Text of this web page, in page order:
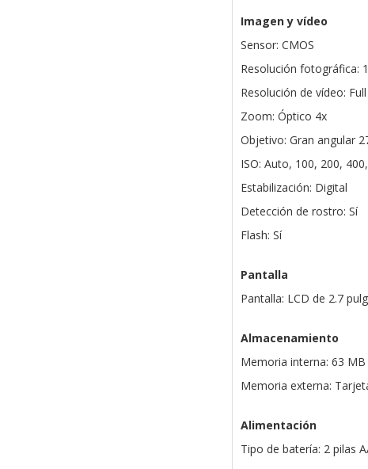
Imagen y vídeo
Sensor: CMOS
Resolución fotográfica:
Resolución de vídeo:
Zoom: Óptico 4x
Objetivo: Gran angular
ISO: Auto, 100, 200,
Estabilización: Digital
Detección de rostro: Sí
Flash: Sí
Pantalla
Pantalla: LCD de 2.7
Almacenamiento
Memoria interna: 63 MB
Memoria externa:
Alimentación
Tipo de batería: 2 pilas